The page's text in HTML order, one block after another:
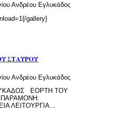
Ανδρέου Εγλυκάδος
gallery}
ΣΤΑΥΡΟΥ
Ανδρέου Εγλυκάδος
ΕΟΡΤΗ ΤΟΥ
ΠΑΡΑΜΟΝΗ:
ΛΕΙΤΟΥΡΓΙΑ...